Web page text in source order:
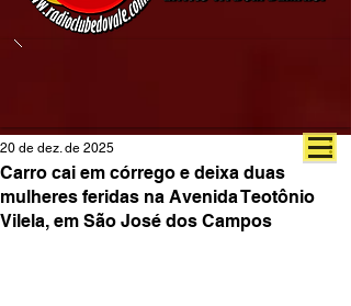
Carro cai em córrego e deixa duas
mulheres feridas na Avenida Teotônio
Vilela, em São José dos Campos
20 de dez. de 2025